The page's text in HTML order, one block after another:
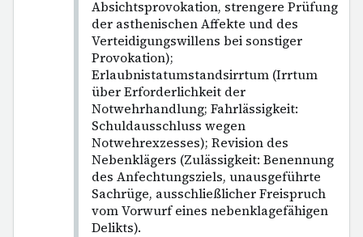
Absichtsprovokation, strengere Prüfung
der asthenischen Affekte und des
Verteidigungswillens bei sonstiger
Provokation);
Erlaubnistatumstandsirrtum (Irrtum
über Erforderlichkeit der
Notwehrhandlung; Fahrlässigkeit:
Schuldausschluss wegen
Notwehrexzesses); Revision des
Nebenklägers (Zulässigkeit: Benennung
des Anfechtungsziels, unausgeführte
Sachrüge, ausschließlicher Freispruch
vom Vorwurf eines nebenklagefähigen
Delikts).